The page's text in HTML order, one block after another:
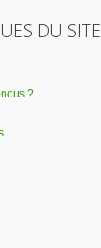
DU SITE
?